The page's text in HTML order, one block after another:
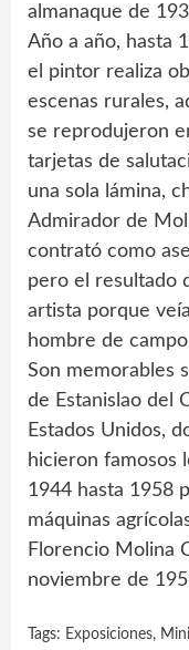
almanaque de
Año a año, hasta
el pintor realiza
escenas rurales,
se reprodujeron
tarjetas de
una sola lámina,
Admirador de
contrató como
pero el resultado
artista porque
hombre de
Son memorables
de Estanislao del
Estados Unidos,
hicieron famosos
1944 hasta 1958
máquinas
Florencio Molina
noviembre de
Tags: Exposiciones,